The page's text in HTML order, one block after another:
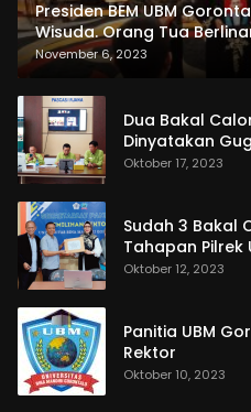
Presiden BEM UBM
Wisuda. Orang Tua
dan Pemasangan
November 6, 2023
Dua Bakal
Dinyatakan
Oktober 17, 2023
Sudah 3 Bakal
Tahapan Pilrek
Oktober 12, 2023
Panitia UBM
Rektor
Oktober 10, 2023